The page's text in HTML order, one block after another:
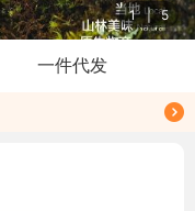
1 | 5
一件代发